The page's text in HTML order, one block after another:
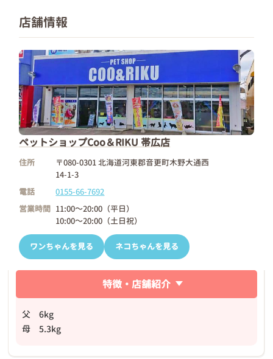
店舗情報
ペットショップCoo＆RIKU 帯広店
住所
〒080-0301 北海道河東郡音更町木野大通西
14-1-3
電話
0155-66-7692
営業時間 11:00～20:00（平日）
10:00～20:00（土日祝）
ワンちゃんを見る ネコちゃんを見る
特徴・店舗紹介
父 6kg
母 5.3kg